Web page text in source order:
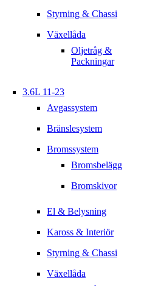
Styrning & Chassi
Växellåda
Oljetråg &
Packningar
3.6L 11-23
Avgassystem
Bränslesystem
Bromssystem
Bromsbelägg
Bromskivor
El & Belysning
Kaross & Interiör
Styrning & Chassi
Växellåda